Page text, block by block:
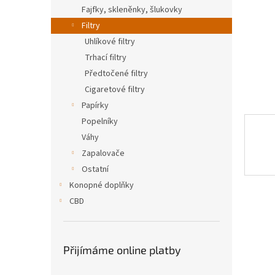
e
l
Fajfky, skleněnky, šlukovky
Filtry
Uhlíkové filtry
Trhací filtry
Předtočené filtry
Cigaretové filtry
Papírky
Popelníky
Váhy
Zapalovače
Ostatní
Konopné doplňky
CBD
Přijímáme online platby